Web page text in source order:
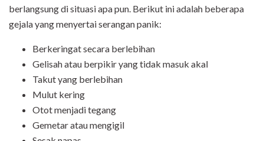
berlangsung di situasi apa pun. Berikut ini adalah beberapa
gejala yang menyertai serangan panik:
Berkeringat secara berlebihan
Gelisah atau berpikir yang tidak masuk akal
Takut yang berlebihan
Mulut kering
Otot menjadi tegang
Gemetar atau mengigil